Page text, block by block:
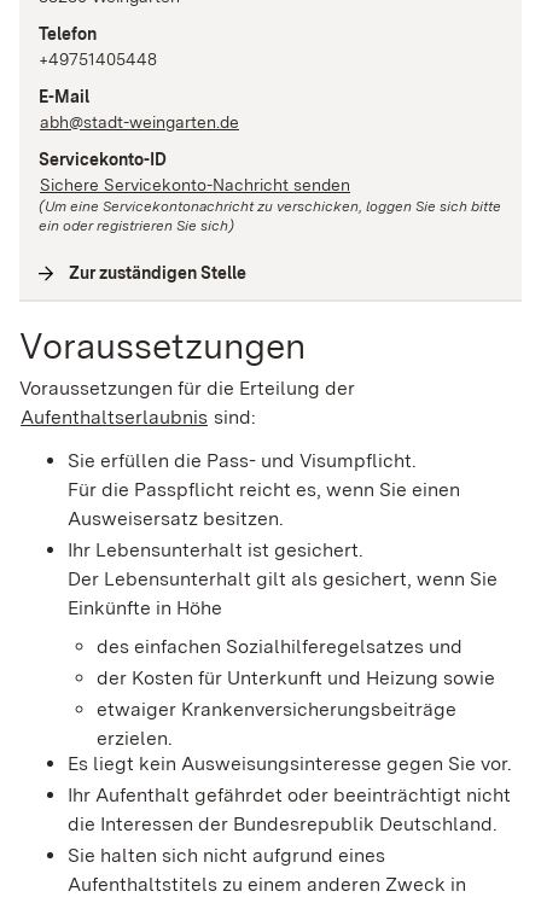
Telefon
+49751405448
E-Mail
abh@stadt-weingarten.de
Servicekonto-ID
Sichere Servicekonto-Nachricht senden
(Um eine Servicekontonachricht zu verschicken, loggen Sie sich bitte
ein oder registrieren Sie sich)
Zur zuständigen Stelle
Voraussetzungen
Voraussetzungen für die Erteilung der
Aufenthaltserlaubnis sind:
Sie erfüllen die Pass- und Visumpflicht.
Für die Passpflicht reicht es, wenn Sie einen
Ausweisersatz besitzen.
Ihr Lebensunterhalt ist gesichert.
Der Lebensunterhalt gilt als gesichert, wenn Sie
Einkünfte in Höhe
des einfachen Sozialhilferegelsatzes und
der Kosten für Unterkunft und Heizung sowie
etwaiger Krankenversicherungsbeiträge
erzielen.
Es liegt kein Ausweisungsinteresse gegen Sie vor.
Ihr Aufenthalt gefährdet oder beeinträchtigt nicht
die Interessen der Bundesrepublik Deutschland.
Sie halten sich nicht aufgrund eines
Aufenthaltstitels zu einem anderen Zweck in